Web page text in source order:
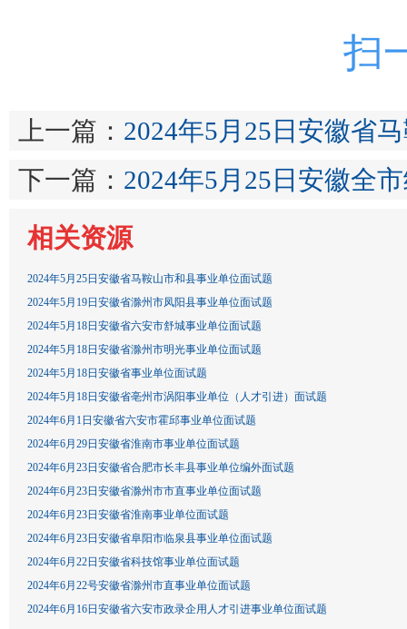
扫
上一篇： 2024年5月25日安徽省
下一篇： 2024年5月25日安徽全
相关资源
2024年5月25日安徽省马鞍山市和县事业单位面试题
2024年5月19日安徽省滁州市凤阳县事业单位面试题
2024年5月18日安徽省六安市舒城事业单位面试题
2024年5月18日安徽省滁州市明光事业单位面试题
2024年5月18日安徽省事业单位面试题
2024年5月18日安徽省亳州市涡阳事业单位（人才引进）面试题
2024年6月1日安徽省六安市霍邱事业单位面试题
2024年6月29日安徽省淮南市事业单位面试题
2024年6月23日安徽省合肥市长丰县事业单位编外面试题
2024年6月23日安徽省滁州市市直事业单位面试题
2024年6月23日安徽省淮南事业单位面试题
2024年6月23日安徽省阜阳市临泉县事业单位面试题
2024年6月22日安徽省科技馆事业单位面试题
2024年6月22号安徽省滁州市直事业单位面试题
2024年6月16日安徽省六安市政录企用人才引进事业单位面试题